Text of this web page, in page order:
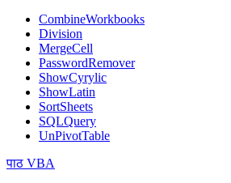
CombineWorkbooks
Division
MergeCell
PasswordRemover
ShowCyrylic
ShowLatin
SortSheets
SQLQuery
UnPivotTable
पाठ VBA